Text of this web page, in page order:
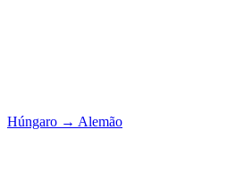
Húngaro → Alemão